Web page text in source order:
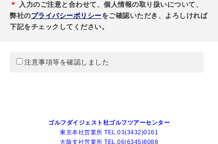
＊
入力のご注意と合わせて、個人情報の取り扱いについて、
弊社のプライバシーポリシーをご確認いただき、よろしければ
下記をチェックしてください。
注意事項等を確認しました
ゴルフダイジェスト社ゴルフツアーセンター
東京本社営業所 TEL.03(3432)0161
大阪支社営業所 TEL.06(6345)8088